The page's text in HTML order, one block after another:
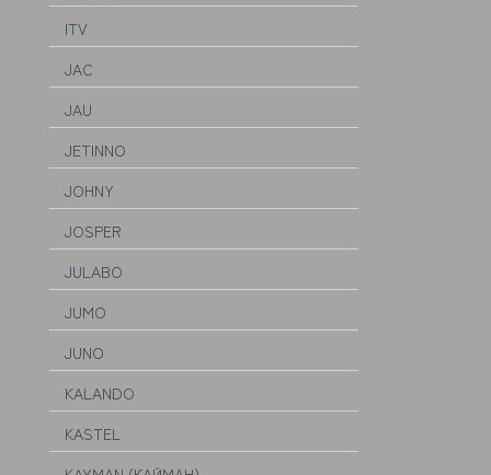
ITV
JAC
JAU
JETINNO
JOHNY
JOSPER
JULABO
JUMO
JUNO
KALANDO
KASTEL